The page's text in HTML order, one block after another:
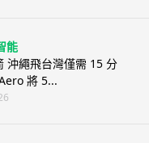
能
沖繩飛台灣僅需 15 分
將 5...